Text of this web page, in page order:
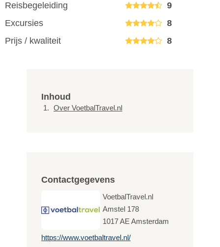
Reisbegeleiding
9
Excursies
8
Prijs / kwaliteit
8
Inhoud
Over VoetbalTravel.nl
Contactgegevens
VoetbalTravel.nl
Amstel 178
1017 AE Amsterdam
https://www.voetbaltravel.nl/